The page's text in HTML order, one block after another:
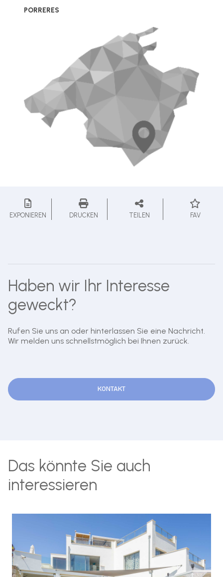
PORRERES
EXPONIEREN DRUCKEN TEILEN FAV
Haben wir Ihr Interesse
geweckt?
Rufen Sie uns an oder hinterlassen Sie eine Nachricht.
Wir melden uns schnellstmöglich bei Ihnen zurück.
KONTAKT
Das könnte Sie auch
interessieren